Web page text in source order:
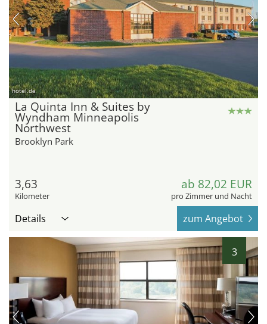
hotel.de
La Quinta Inn & Suites by
Wyndham Minneapolis
Northwest
Brooklyn Park
3,63
Kilometer
ab 82,02 EUR
pro Zimmer und Nacht
Details zum Angebot
3